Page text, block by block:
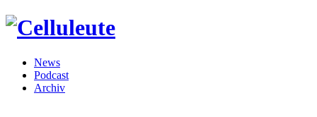
News
Podcast
Archiv